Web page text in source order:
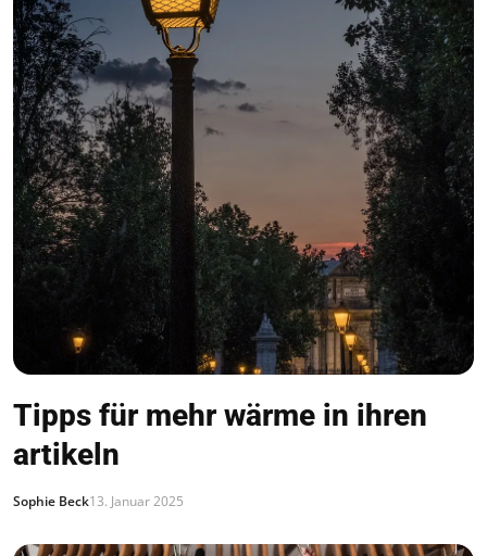
Tipps für mehr wärme in ihren
artikeln
Sophie Beck13. Januar 2025